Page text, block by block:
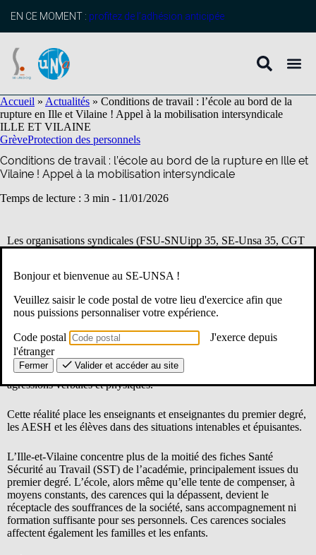
principal
EN CE MOMENT : profitez de l’adhésion anticipée
Accueil » Actualités » Conditions de travail : l’école au bord de la
rupture en Ille et Vilaine ! Appel à la mobilisation intersyndicale
ILLE ET VILAINE
GrèveProtection des personnels
Conditions de travail : l’école au bord de la rupture en Ille et
Vilaine ! Appel à la mobilisation intersyndicale
Temps de lecture : 3 min - 11/01/2026
Les organisations syndicales (FSU-SNUipp 35, SE-Unsa 35, CGT
de réussite des missions d’enseignement dans le premier degré en
En Bretagne, et plus particulièrement dans notre département, le
constat est alarmant : élèves non accompagné·es faute d’AESH ou
en attente d’IME/ITEP, classes surchargées, augmentation du
nombre d’élèves présentant de grandes difficultés, troubles du
comportement ou d’autres besoins particuliers, violences voire des
agressions verbales et physiques.
Cette réalité place les enseignants et enseignantes du premier degré,
les AESH et les élèves dans des situations intenables et épuisantes.
L’Ille-et-Vilaine concentre plus de la moitié des fiches Santé
Sécurité au Travail (SST) de l’académie, principalement issues du
premier degré. L’école, alors même qu’elle tente de compenser, à
moyens constants, des carences qui la dépassent, devient le
réceptacle des souffrances de la société, sans accompagnement ni
formation suffisante pour ses personnels. Ces carences sociales
affectent également les familles et les enfants.
Bonjour et bienvenue au SE-UNSA !
Veuillez saisir le code postal de votre lieu d'exercice afin que
nous puissions personnaliser votre expérience.
Code postal
J'exerce depuis
l'étranger
Fermer Valider et accéder au site